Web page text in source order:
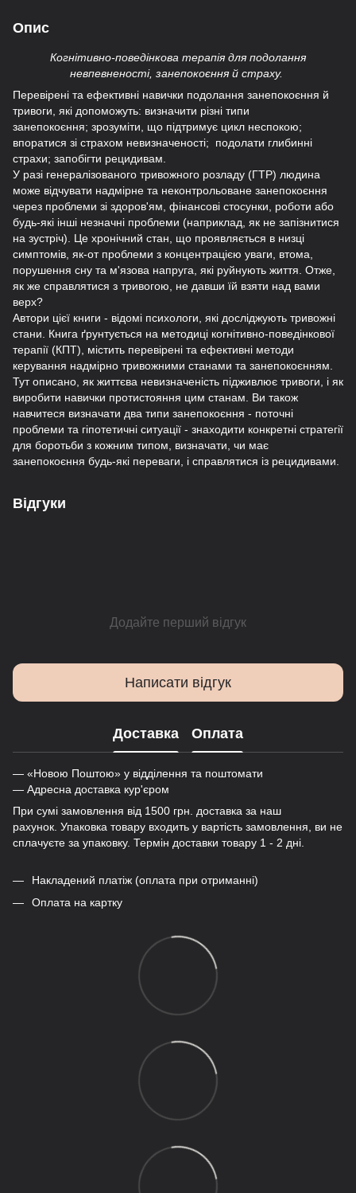
Опис
Когнітивно-поведінкова терапія для подолання
невпевненості, занепокоєння й страху.
Перевірені та ефективні навички подолання занепокоєння й
тривоги, які допоможуть: визначити різні типи
занепокоєння; зрозуміти, що підтримує цикл неспокою;
впоратися зі страxом невизначеності; подолати глибинні
страxи; запобігти рецидивам.
У разі генералізованого тривожного розладу (ГТР) людина
може відчувати надмірне та неконтрольоване занепокоєння
через проблеми зі здоров'ям, фінансові стосунки, роботи або
будь-які інші незначні проблеми (наприклад, як не запізнитися
на зустріч). Це хронічний стан, що проявляється в низці
симптомів, як-от проблеми з концентрацією уваги, втома,
порушення сну та м'язова напруга, які руйнують життя. Отже,
як же справлятися з тривогою, не давши їй взяти над вами
верх?
Автори цієї книги - відомі психологи, які досліджують тривожні
стани. Книга ґрунтується на методиці когнітивно-поведінкової
терапії (КПТ), містить перевірені та ефективні методи
керування надмірно тривожними станами та занепокоєнням.
Тут описано, як життєва невизначеність підживлює тривоги, і як
виробити навички протистояння цим станам. Ви також
навчитеся визначати два типи занепокоєння - поточні
проблеми та гіпотетичні ситуації - знаходити конкретні стратегії
для боротьби з кожним типом, визначати, чи має
занепокоєння будь-які переваги, і справлятися із рецидивами.
Відгуки
Додайте перший відгук
Написати відгук
Доставка Оплата
— «Новою Поштою» у відділення та поштомати
— Адресна доставка кур'єром
При сумі замовлення від 1500 грн. доставка за наш
рахунок. Упаковка товару входить у вартість замовлення, ви не
сплачуєте за упаковку. Термін доставки товару 1 - 2 дні.
Накладений платіж (оплата при отриманні)
Оплата на картку